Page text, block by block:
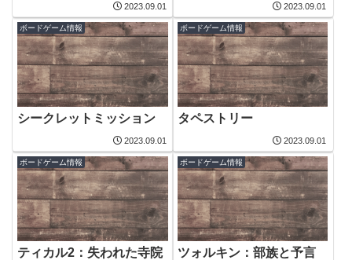
2023.09.01 2023.09.01
ボードゲーム情報
シークレットミッション
2023.09.01
ボードゲーム情報
タペストリー
2023.09.01
ボードゲーム情報
ティカル2：失われた寺院
ボードゲーム情報
ツォルキン：部族と予言